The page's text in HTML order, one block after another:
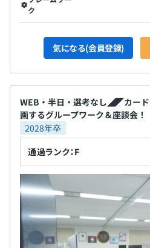
ク
気になる(会員登録)
WEB・半日・選考なし◢◤カー
画するグループワーク＆座談会！
2028年卒
通過ランク：F